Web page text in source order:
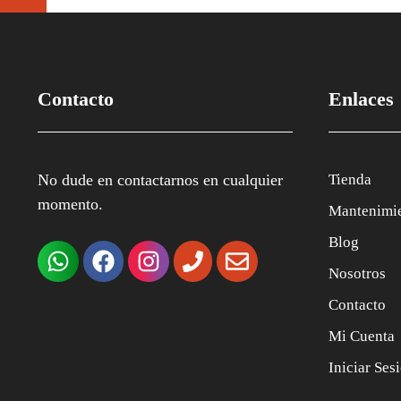
Contacto
No dude en contactarnos en cualquier
momento.
Enlaces
Tienda
Blog
Nosotros
Contacto
Mi Cuenta
Iniciar